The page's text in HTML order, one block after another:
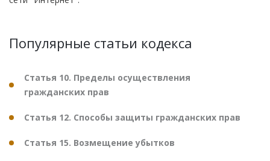
Популярные статьи кодекса
Статья 10. Пределы осуществления
гражданских прав
Статья 12. Способы защиты гражданских прав
Статья 15. Возмещение убытков